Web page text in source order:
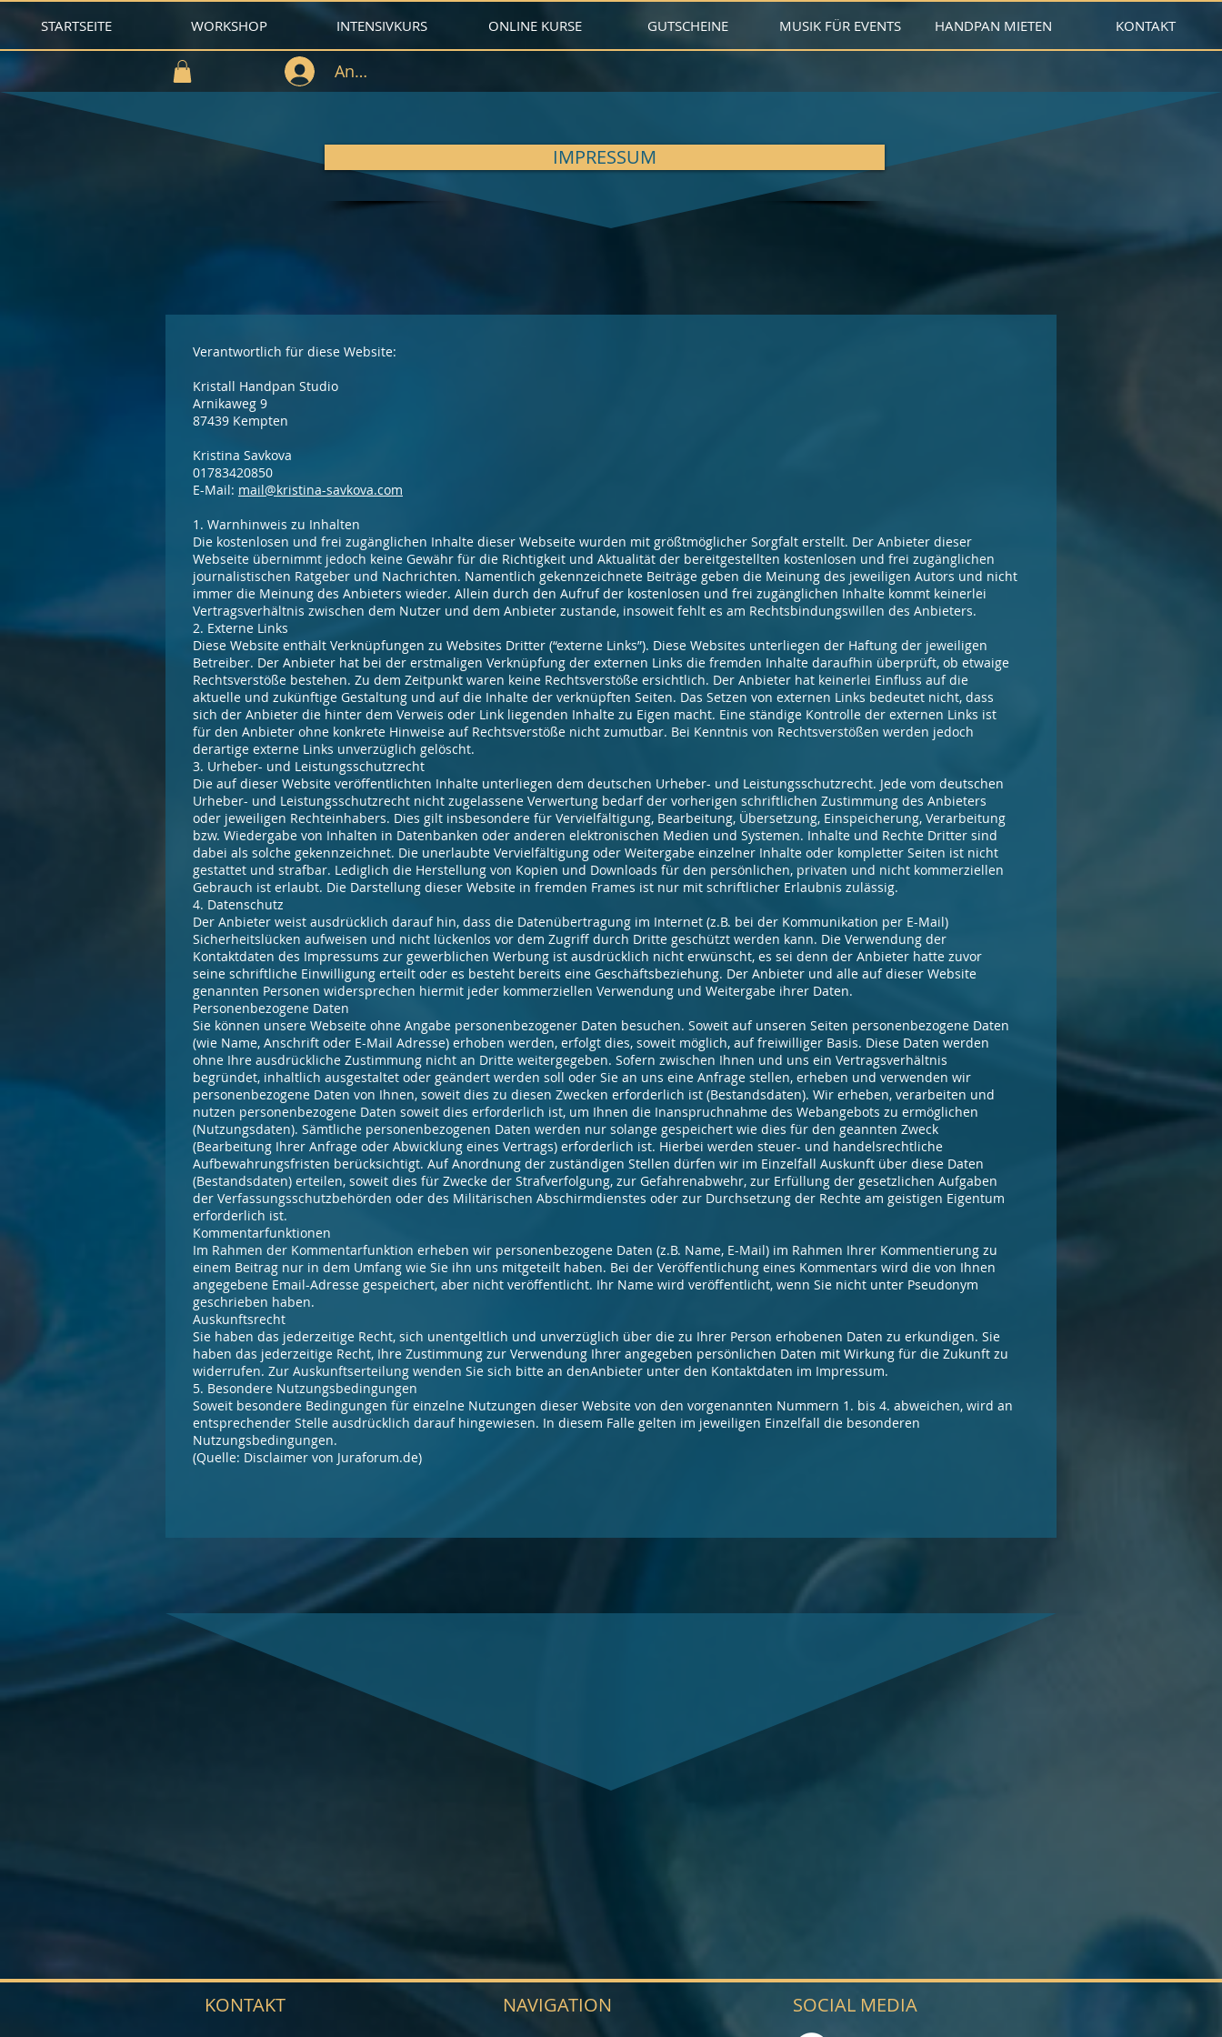
STARTSEITE WORKSHOP INTENSIVKURS ONLINE KURSE GUTSCHEINE MUSIK FÜR EVENTS HANDPAN MIETEN KONTAKT
Anmelden
IMPRESSUM
Verantwortlich für diese Website:
Kristall Handpan Studio
Arnikaweg 9
87439 Kempten
Kristina Savkova
01783420850
E-Mail: mail@kristina-savkova.com
1. Warnhinweis zu Inhalten
Die kostenlosen und frei zugänglichen Inhalte dieser Webseite wurden mit größtmöglicher Sorgfalt erstellt. Der Anbieter dieser
Webseite übernimmt jedoch keine Gewähr für die Richtigkeit und Aktualität der bereitgestellten kostenlosen und frei zugänglichen
journalistischen Ratgeber und Nachrichten. Namentlich gekennzeichnete Beiträge geben die Meinung des jeweiligen Autors und nicht
immer die Meinung des Anbieters wieder. Allein durch den Aufruf der kostenlosen und frei zugänglichen Inhalte kommt keinerlei
Vertragsverhältnis zwischen dem Nutzer und dem Anbieter zustande, insoweit fehlt es am Rechtsbindungswillen des Anbieters.
2. Externe Links
Diese Website enthält Verknüpfungen zu Websites Dritter (“externe Links”). Diese Websites unterliegen der Haftung der jeweiligen
Betreiber. Der Anbieter hat bei der erstmaligen Verknüpfung der externen Links die fremden Inhalte daraufhin überprüft, ob etwaige
Rechtsverstöße bestehen. Zu dem Zeitpunkt waren keine Rechtsverstöße ersichtlich. Der Anbieter hat keinerlei Einfluss auf die
aktuelle und zukünftige Gestaltung und auf die Inhalte der verknüpften Seiten. Das Setzen von externen Links bedeutet nicht, dass
sich der Anbieter die hinter dem Verweis oder Link liegenden Inhalte zu Eigen macht. Eine ständige Kontrolle der externen Links ist
für den Anbieter ohne konkrete Hinweise auf Rechtsverstöße nicht zumutbar. Bei Kenntnis von Rechtsverstößen werden jedoch
derartige externe Links unverzüglich gelöscht.
3. Urheber- und Leistungsschutzrecht
Die auf dieser Website veröffentlichten Inhalte unterliegen dem deutschen Urheber- und Leistungsschutzrecht. Jede vom deutschen
Urheber- und Leistungsschutzrecht nicht zugelassene Verwertung bedarf der vorherigen schriftlichen Zustimmung des Anbieters
oder jeweiligen Rechteinhabers. Dies gilt insbesondere für Vervielfältigung, Bearbeitung, Übersetzung, Einspeicherung, Verarbeitung
bzw. Wiedergabe von Inhalten in Datenbanken oder anderen elektronischen Medien und Systemen. Inhalte und Rechte Dritter sind
dabei als solche gekennzeichnet. Die unerlaubte Vervielfältigung oder Weitergabe einzelner Inhalte oder kompletter Seiten ist nicht
gestattet und strafbar. Lediglich die Herstellung von Kopien und Downloads für den persönlichen, privaten und nicht kommerziellen
Gebrauch ist erlaubt. Die Darstellung dieser Website in fremden Frames ist nur mit schriftlicher Erlaubnis zulässig.
4. Datenschutz
Der Anbieter weist ausdrücklich darauf hin, dass die Datenübertragung im Internet (z.B. bei der Kommunikation per E-Mail)
Sicherheitslücken aufweisen und nicht lückenlos vor dem Zugriff durch Dritte geschützt werden kann. Die Verwendung der
Kontaktdaten des Impressums zur gewerblichen Werbung ist ausdrücklich nicht erwünscht, es sei denn der Anbieter hatte zuvor
seine schriftliche Einwilligung erteilt oder es besteht bereits eine Geschäftsbeziehung. Der Anbieter und alle auf dieser Website
genannten Personen widersprechen hiermit jeder kommerziellen Verwendung und Weitergabe ihrer Daten.
Personenbezogene Daten
Sie können unsere Webseite ohne Angabe personenbezogener Daten besuchen. Soweit auf unseren Seiten personenbezogene Daten
(wie Name, Anschrift oder E-Mail Adresse) erhoben werden, erfolgt dies, soweit möglich, auf freiwilliger Basis. Diese Daten werden
ohne Ihre ausdrückliche Zustimmung nicht an Dritte weitergegeben. Sofern zwischen Ihnen und uns ein Vertragsverhältnis
begründet, inhaltlich ausgestaltet oder geändert werden soll oder Sie an uns eine Anfrage stellen, erheben und verwenden wir
personenbezogene Daten von Ihnen, soweit dies zu diesen Zwecken erforderlich ist (Bestandsdaten). Wir erheben, verarbeiten und
nutzen personenbezogene Daten soweit dies erforderlich ist, um Ihnen die Inanspruchnahme des Webangebots zu ermöglichen
(Nutzungsdaten). Sämtliche personenbezogenen Daten werden nur solange gespeichert wie dies für den geannten Zweck
(Bearbeitung Ihrer Anfrage oder Abwicklung eines Vertrags) erforderlich ist. Hierbei werden steuer- und handelsrechtliche
Aufbewahrungsfristen berücksichtigt. Auf Anordnung der zuständigen Stellen dürfen wir im Einzelfall Auskunft über diese Daten
(Bestandsdaten) erteilen, soweit dies für Zwecke der Strafverfolgung, zur Gefahrenabwehr, zur Erfüllung der gesetzlichen Aufgaben
der Verfassungsschutzbehörden oder des Militärischen Abschirmdienstes oder zur Durchsetzung der Rechte am geistigen Eigentum
erforderlich ist.
Kommentarfunktionen
Im Rahmen der Kommentarfunktion erheben wir personenbezogene Daten (z.B. Name, E-Mail) im Rahmen Ihrer Kommentierung zu
einem Beitrag nur in dem Umfang wie Sie ihn uns mitgeteilt haben. Bei der Veröffentlichung eines Kommentars wird die von Ihnen
angegebene Email-Adresse gespeichert, aber nicht veröffentlicht. Ihr Name wird veröffentlicht, wenn Sie nicht unter Pseudonym
geschrieben haben.
Auskunftsrecht
Sie haben das jederzeitige Recht, sich unentgeltlich und unverzüglich über die zu Ihrer Person erhobenen Daten zu erkundigen. Sie
haben das jederzeitige Recht, Ihre Zustimmung zur Verwendung Ihrer angegeben persönlichen Daten mit Wirkung für die Zukunft zu
widerrufen. Zur Auskunftserteilung wenden Sie sich bitte an denAnbieter unter den Kontaktdaten im Impressum.
5. Besondere Nutzungsbedingungen
Soweit besondere Bedingungen für einzelne Nutzungen dieser Website von den vorgenannten Nummern 1. bis 4. abweichen, wird an
entsprechender Stelle ausdrücklich darauf hingewiesen. In diesem Falle gelten im jeweiligen Einzelfall die besonderen
Nutzungsbedingungen.
(Quelle: Disclaimer von Juraforum.de)
KONTAKT NAVIGATION SOCIAL MEDIA